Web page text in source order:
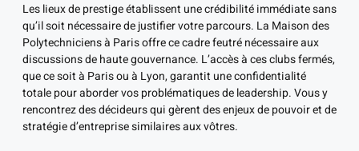
Les lieux de prestige établissent une crédibilité immédiate sans
qu’il soit nécessaire de justifier votre parcours. La Maison des
Polytechniciens à Paris offre ce cadre feutré nécessaire aux
discussions de haute gouvernance. L’accès à ces clubs fermés,
que ce soit à Paris ou à Lyon, garantit une confidentialité
totale pour aborder vos problématiques de leadership. Vous y
rencontrez des décideurs qui gèrent des enjeux de pouvoir et de
stratégie d’entreprise similaires aux vôtres.